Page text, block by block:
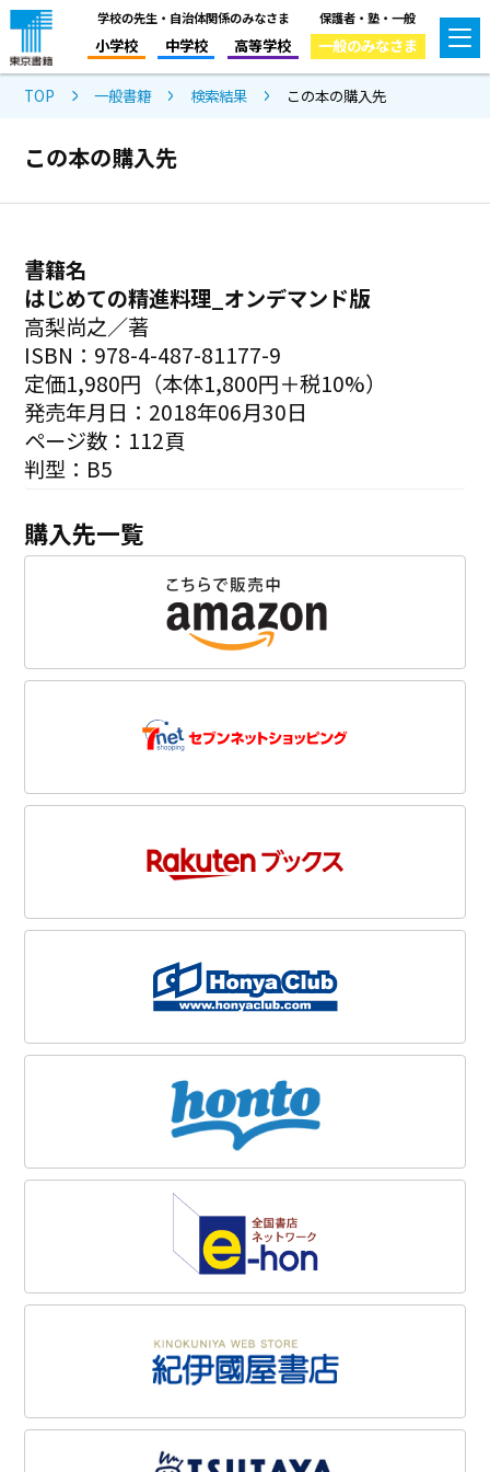
学校の先生・自治体関係のみなさま
小学校 中学校 高等学校
保護者・塾・一般
一般のみなさま
TOP 一般書籍 検索結果 この本の購入先
この本の購入先
書籍名
はじめての精進料理_オンデマンド版
高梨尚之／著
ISBN：978-4-487-81177-9
定価1,980円（本体1,800円＋税10%）
発売年月日：2018年06月30日
ページ数：112頁
判型：B5
購入先一覧